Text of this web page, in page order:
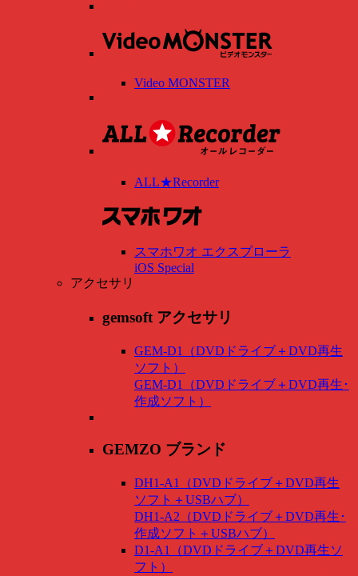
Video MONSTER
ALL★Recorder
スマホワオ エクスプローラ
iOS Special
アクセサリ
gemsoft アクセサリ
GEM-D1（DVDドライブ＋DVD再生
ソフト）
GEM-D1（DVDドライブ＋DVD再生･
作成ソフト）
GEMZO ブランド
DH1-A1（DVDドライブ＋DVD再生
ソフト＋USBハブ）
DH1-A2（DVDドライブ＋DVD再生･
作成ソフト＋USBハブ）
D1-A1（DVDドライブ＋DVD再生ソ
フト）